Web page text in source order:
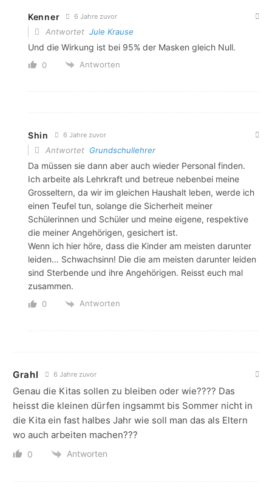
Kenner 6 Jahre zuvor
Antwortet Jule Krause
Und die Wirkung ist bei 95% der Masken gleich Null.
0 Antworten
Shin 6 Jahre zuvor
Antwortet Grundschullehrer
Da müssen sie dann aber auch wieder Personal finden.
Ich arbeite als Lehrkraft und betreue nebenbei meine
Grosseltern, da wir im gleichen Haushalt leben, werde ich
einen Teufel tun, solange die Sicherheit meiner
Schülerinnen und Schüler und meine eigene, respektive
die meiner Angehörigen, gesichert ist.
Wenn ich hier höre, dass die Kinder am meisten darunter
leiden… Schwachsinn! Die die am meisten darunter leiden
sind Sterbende und ihre Angehörigen. Reisst euch mal
zusammen.
0 Antworten
Grahl 6 Jahre zuvor
Genau die Kitas sollen zu bleiben oder wie???? Das
heisst die kleinen dürfen ingsammt bis Sommer nicht in
die Kita ein fast halbes Jahr wie soll man das als Eltern
wo auch arbeiten machen???
0 Antworten